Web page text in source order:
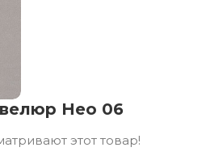
Нео 06
этот товар!